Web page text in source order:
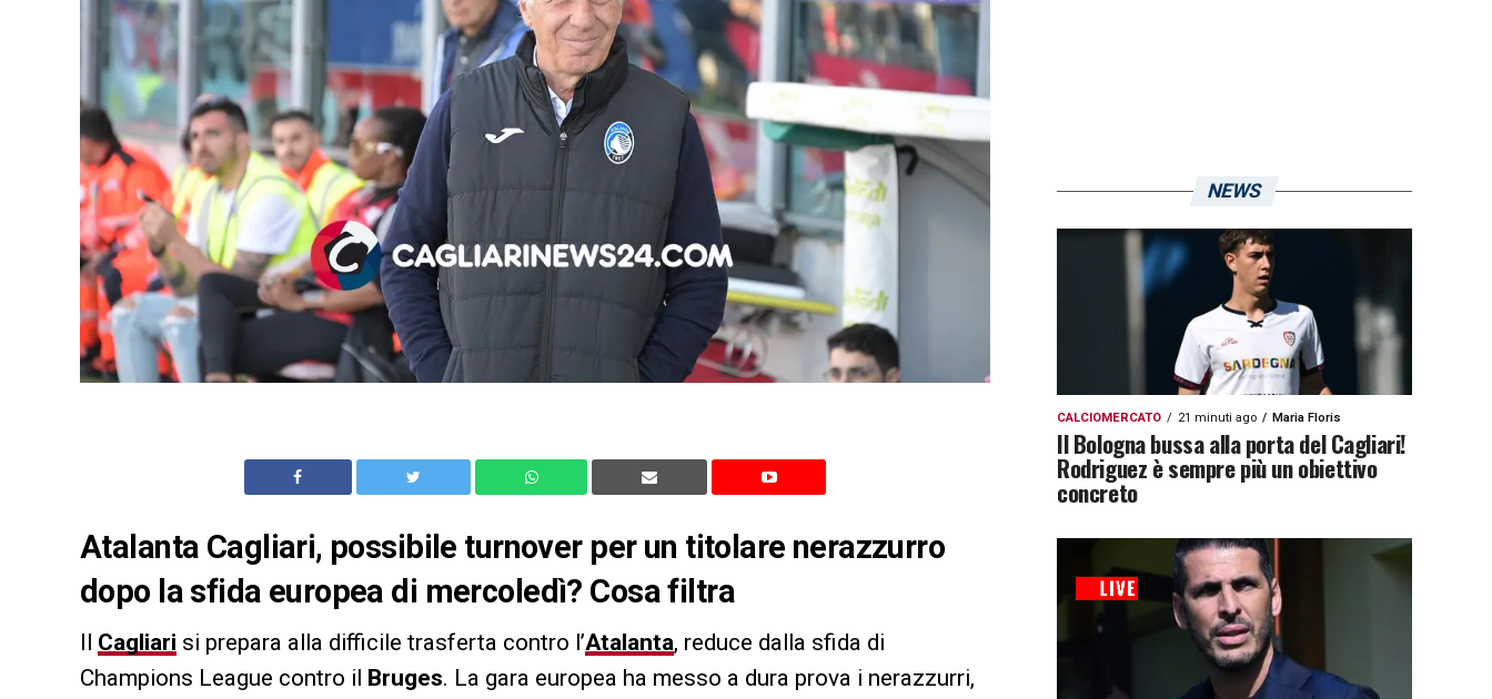
Atalanta Cagliari, possibile turnover per un titolare nerazzurro
dopo la sfida europea di mercoledì? Cosa filtra
Il Cagliari si prepara alla difficile trasferta contro l’Atalanta, reduce dalla sfida di
Champions League contro il Bruges. La gara europea ha messo a dura prova i nerazzurri,
NEWS
CALCIOMERCATO 21 minuti ago Maria Floris
Il Bologna bussa alla porta del Cagliari!
Rodriguez è sempre più un obiettivo
concreto